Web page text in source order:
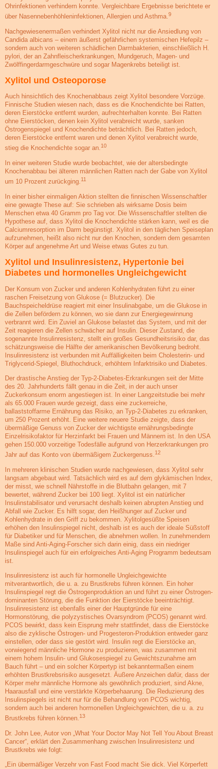
Ohrinfektionen verhindern konnte. Vergleichbare Ergebnisse berichtete er
über Nasennebenhöhleninfektionen, Allergien und Asthma.9
Nachgewiesenermaßen verhindert Xylitol nicht nur die Ansiedlung von
Candida albicans – einem äußerst gefährlichen systemischen Hefepilz –
sondern auch von weiteren schädlichen Darmbakterien, einschließlich H.
pylori, der an Zahnfleischerkrankungen, Mundgeruch, Magen- und
Zwölffingerdarmgeschwüre und sogar Magenkrebs beteiligt ist.
Xylitol und Osteoporose
Auch hinsichtlich des Knochenabbaus zeigt Xylitol besondere Vorzüge.
Finnische Studien wiesen nach, dass es die Knochendichte bei Ratten,
deren Eierstöcke entfernt wurden, aufrechterhalten konnte. Bei Ratten
ohne Eierstöcken, denen kein Xylitol verabreicht wurde, sanken
Östrogenspiegel und Knochendichte beträchtlich. Bei Ratten jedoch,
deren Eierstöcke entfernt waren und denen Xylitol verabreicht wurde,
stieg die Knochendichte sogar an.10
In einer weiteren Studie wurde beobachtet, wie der altersbedingte
Knochenabbau bei älteren männlichen Ratten nach der Gabe von Xylitol
um 10 Prozent zurückging.11
In einer bisher einmaligen Aktion stellten die finnischen Wissenschaftler
eine gewagte These auf: Sie schrieben als wirksame Dosis beim
Menschen etwa 40 Gramm pro Tag vor. Die Wissenschaftler stellten die
Hypothese auf, dass Xylitol die Knochendichte stärken kann, weil es die
Calciumresorption im Darm begünstigt. Xylitol in den täglichen Speiseplan
aufzunehmen, heißt also nicht nur den Knochen, sondern dem gesamten
Körper auf angenehme Art und Weise etwas Gutes zu tun.
Xylitol und Insulinresistenz, Hypertonie bei
Diabetes und hormonelles Ungleichgewicht
Der Konsum von Zucker und anderen Kohlenhydraten führt zu einer
raschen Freisetzung von Glukose (= Blutzucker). Die
Bauchspeicheldrüse reagiert mit einer Insulinabgabe, um die Glukose in
die Zellen befördern zu können, wo sie dann zur Energiegewinnung
verbrannt wird. Ein Zuviel an Glukose belastet das System, und mit der
Zeit reagieren die Zellen schwächer auf Insulin. Dieser Zustand, die
sogenannte Insulinresistenz, stellt ein großes Gesundheitsrisiko dar, das
schätzungsweise die Hälfte der amerikanischen Bevölkerung bedroht.
Insulinresistenz ist verbunden mit Auffälligkeiten beim Cholesterin- und
Triglycerid-Spiegel, Bluthochdruck, erhöhtem Infarktrisiko und Diabetes.
Der drastische Anstieg der Typ-2-Diabetes-Erkrankungen seit der Mitte
des 20. Jahrhunderts fällt genau in die Zeit, in der auch unser
Zuckerkonsum enorm angestiegen ist. In einer Langzeitstudie bei mehr
als 65.000 Frauen wurde gezeigt, dass eine zuckerreiche,
ballaststoffarme Ernährung das Risiko, an Typ-2-Diabetes zu erkranken,
um 250 Prozent erhöht. Eine weitere neuere Studie zeigte, dass der
übermäßige Genuss von Zucker der wichtigste ernährungsbedingte
Einzelrisikofaktor für Herzinfarkt bei Frauen und Männern ist. In den USA
gehen 150.000 vorzeitige Todesfälle aufgrund von Herzerkrankungen pro
Jahr auf das Konto von übermäßigem Zuckergenuss.12
In mehreren klinischen Studien wurde nachgewiesen, dass Xylitol sehr
langsam abgebaut wird. Tatsächlich wird es auf dem glykämischen Index,
der misst, wie schnell Nährstoffe in die Blutbahn gelangen, mit 7
bewertet, während Zucker bei 100 liegt. Xylitol ist ein natürlicher
Insulinstabilisator und verursacht deshalb keinen abrupten Anstieg und
Abfall wie Zucker. Es hilft sogar, den Heißhunger auf Zucker und
Kohlenhydrate in den Griff zu bekommen. Xylitolgesüßte Speisen
erhöhen den Insulinspiegel nicht, deshalb ist es auch der ideale Süßstoff
für Diabetiker und für Menschen, die abnehmen wollen. In zunehmendem
Maße sind Anti-Aging-Forscher sich darin einig, dass ein niedriger
Insulinspiegel auch für ein erfolgreiches Anti-Aging Programm bedeutsam
ist.
Insulinresistenz ist auch für hormonelle Ungleichgewichte
mitverantwortlich, die u. a. zu Brustkrebs führen können. Ein hoher
Insulinspiegel regt die Östrogenproduktion an und führt zu einer Östrogen-
dominanten Störung, die die Funktion der Eierstöcke beeinträchtigt.
Insulinresistenz ist ebenfalls einer der Hauptgründe für eine
Hormonstörung, die polyzystisches Ovarsyndrom (PCOS) genannt wird.
PCOS bewirkt, dass kein Eisprung mehr stattfindet, dass die Eierstöcke
also die zyklische Östrogen- und Progesteron-Produktion entweder ganz
einstellen, oder dass sie gestört wird. Insulin regt die Eierstöcke an,
vorwiegend männliche Hormone zu produzieren, was zusammen mit
einem hohem Insulin- und Glukosespiegel zu Gewichtszunahme am
Bauch führt – und ein solcher Körpertyp ist bekanntermaßen einem
erhöhten Brustkrebsrisiko ausgesetzt. Äußere Anzeichen dafür, dass der
Körper mehr männliche Hormone als gewöhnlich produziert, sind Akne,
Haarausfall und eine verstärkte Körperbehaarung. Die Reduzierung des
Insulinspiegels ist nicht nur für die Behandlung von PCOS wichtig,
sondern auch bei anderen hormonellen Ungleichgewichten, die u. a. zu
Brustkrebs führen können.13
Dr. John Lee, Autor von „What Your Doctor May Not Tell You About Breast
Cancer“, erklärt den Zusammenhang zwischen Insulinresistenz und
Brustkrebs wie folgt:
„Ein übermäßiger Verzehr von Fast Food macht Sie dick. Viel Körperfett